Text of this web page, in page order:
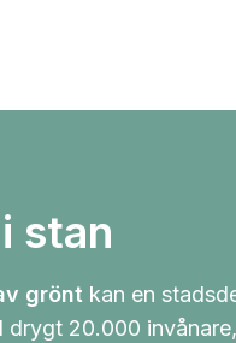
stan
grönt kan en
drygt 20.000